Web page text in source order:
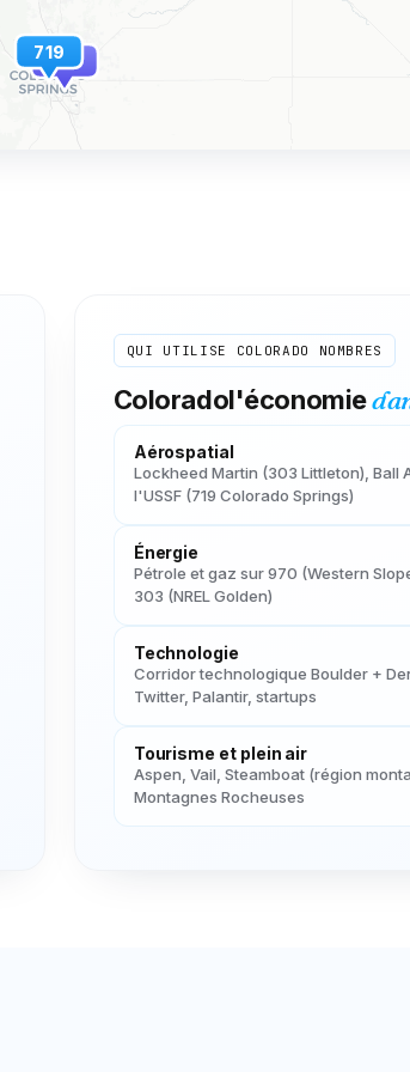
719983
QUI UTILISE COLORADO NOMBRES
Coloradol'économie
Aérospatial
Lockheed Martin (303 Littleton), Ball
l'USSF (719 Colorado Springs)
Énergie
Pétrole et gaz sur 970 (Western
303 (NREL Golden)
Technologie
Corridor technologique Boulder +
Twitter, Palantir, startups
Tourisme et plein air
Aspen, Vail, Steamboat (région
Montagnes Rocheuses